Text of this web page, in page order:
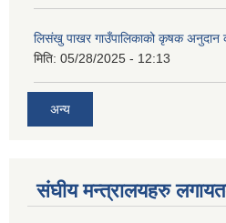
लिसंखु पाखर गाउँपालिकाको कृषक अनुदान
मिति: 05/28/2025 - 12:13
अन्य
संघीय मन्त्रालयहरु